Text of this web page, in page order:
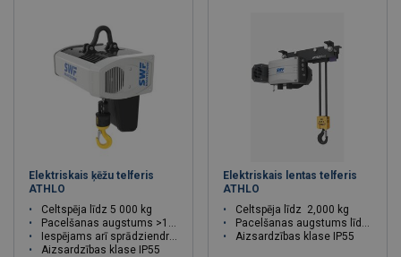
Elektriskais ķēžu telferis
ATHLO
Celtspēja līdz 5 000 kg
Pacelšanas augstums >100 m
Iespējams arī sprādziendrošs
Aizsardzības klase IP55
Elektriskais lentas telferis
ATHLO
Celtspēja līdz 2,000 kg
Pacelšanas augstums līdz 9 m
Aizsardzības klase IP55